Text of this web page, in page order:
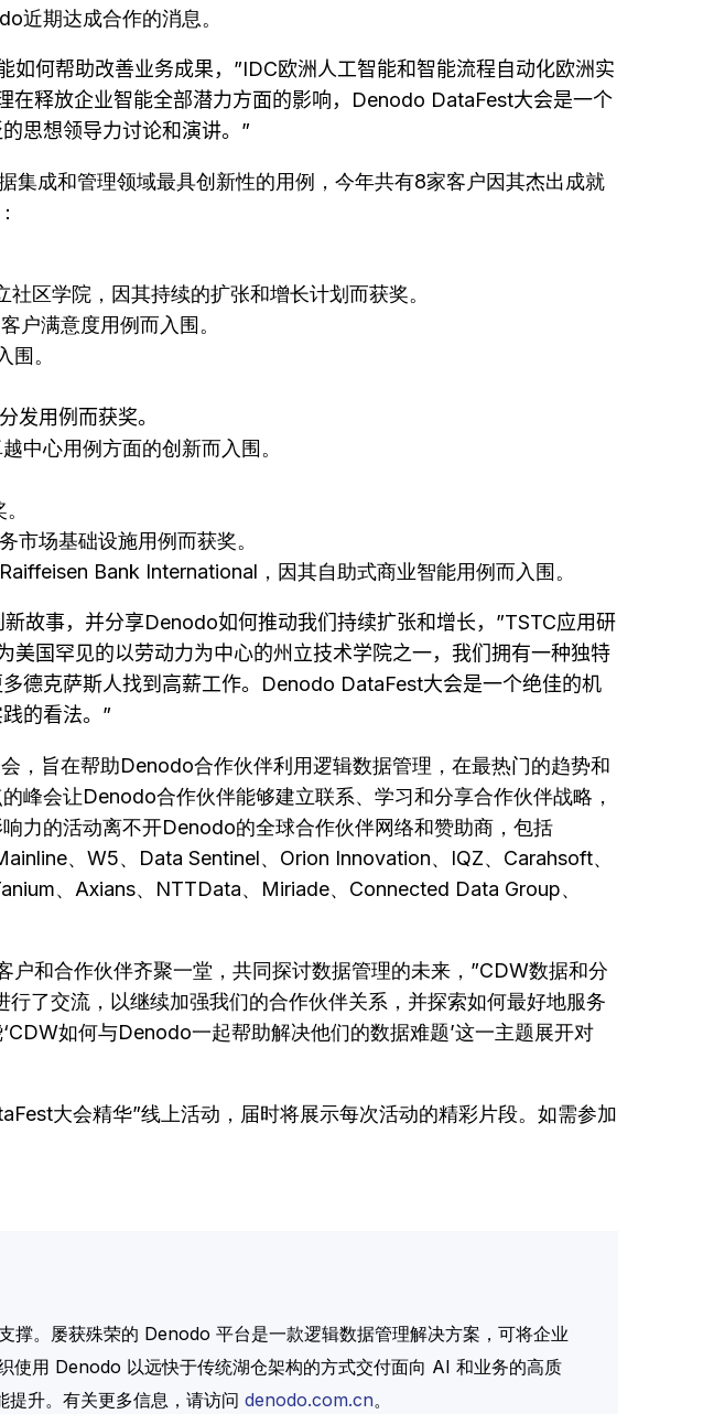
近期达成合作的消息。
何帮助改善业务成果， ”IDC欧洲人工智能和智能流程自动化欧洲实
释放企业智能全部潜力方面的影响， Denodo DataFest大会是一个
思想领导力讨论和演讲。 ”
成和管理领域最具创新性的用例，今年共有8家客户因其杰出成就
区学院，因其持续的扩张和增长计划而获奖。
户满意度用例而入围。
。
发用例而获奖。
中心用例方面的创新而入围。
市场基础设施用例而获奖。
Bank International，因其自助式商业智能用例而入围。
故事，并分享Denodo如何推动我们持续扩张和增长， ”TSTC应用研
美国罕见的以劳动力为中心的州立技术学院之一，我们拥有一种独特
德克萨斯人找到高薪工作。 Denodo DataFest大会是一个绝佳的机
的看法。”
旨在帮助Denodo合作伙伴利用逻辑数据管理，在最热门的趋势和
峰会让Denodo合作伙伴能够建立联系、学习和分享合作伙伴战略，
力的活动离不开Denodo的全球合作伙伴网络和赞助商，包括
、W5、Data Sentinel、Orion Innovation、IQZ、Carahsoft、
、Axians、NTTData、Miriade、Connected Data Group、
和合作伙伴齐聚一堂，共同探讨数据管理的未来，”CDW数据和分
了交流，以继续加强我们的合作伙伴关系，并探索如何最好地服务
如何与Denodo一起帮助解决他们的数据难题’这一主题展开对
大会精华”线上活动，届时将展示每次活动的精彩片段。如需参加
。屡获殊荣的 Denodo 平台是一款逻辑数据管理解决方案，可将企业
使用 Denodo 以远快于传统湖仓架构的方式交付面向 AI 和业务的高质
升。有关更多信息，请访问 denodo.com.cn。